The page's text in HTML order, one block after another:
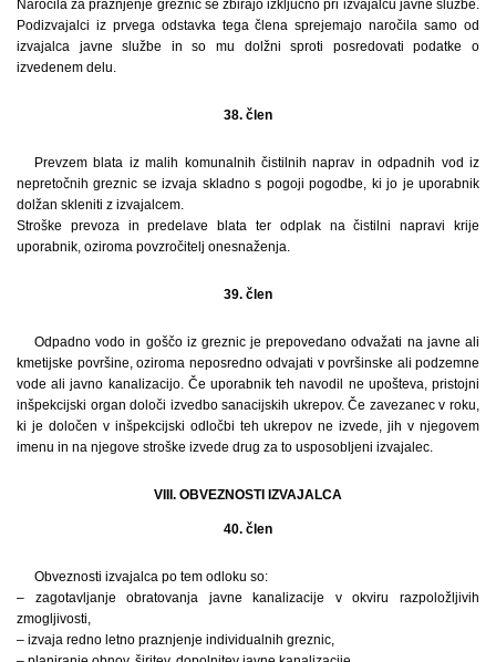
Naročila za praznjenje greznic se zbirajo izključno pri izvajalcu javne službe.
Podizvajalci iz prvega odstavka tega člena sprejemajo naročila samo od
izvajalca javne službe in so mu dolžni sproti posredovati podatke o
izvedenem delu.
38. člen
Prevzem blata iz malih komunalnih čistilnih naprav in odpadnih vod iz
nepretočnih greznic se izvaja skladno s pogoji pogodbe, ki jo je uporabnik
dolžan skleniti z izvajalcem.
Stroške prevoza in predelave blata ter odplak na čistilni napravi krije
uporabnik, oziroma povzročitelj onesnaženja.
39. člen
Odpadno vodo in goščo iz greznic je prepovedano odvažati na javne ali
kmetijske površine, oziroma neposredno odvajati v površinske ali podzemne
vode ali javno kanalizacijo. Če uporabnik teh navodil ne upošteva, pristojni
inšpekcijski organ določi izvedbo sanacijskih ukrepov. Če zavezanec v roku,
ki je določen v inšpekcijski odločbi teh ukrepov ne izvede, jih v njegovem
imenu in na njegove stroške izvede drug za to usposobljeni izvajalec.
VIII. OBVEZNOSTI IZVAJALCA
40. člen
Obveznosti izvajalca po tem odloku so:
– zagotavljanje obratovanja javne kanalizacije v okviru razpoložljivih
zmogljivosti,
– izvaja redno letno praznjenje individualnih greznic,